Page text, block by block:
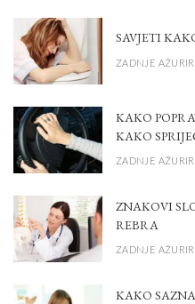
SAVJETI
ZADNJE
KAKO
KAKO
ZADNJE
ZNAKOVI
REBRA
ZADNJE
KAKO